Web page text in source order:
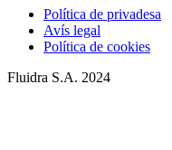
Política de privadesa
Avís legal
Política de cookies
Fluidra S.A. 2024